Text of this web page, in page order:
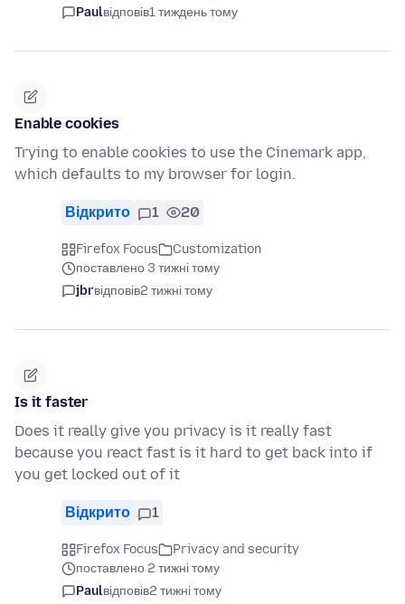
Paulвідповів1 тиждень тому
Enable cookies
Trying to enable cookies to use the Cinemark app,
which defaults to my browser for login.
Відкрито 1 20
Firefox Focus
Customization
поставлено 3 тижні тому
jbrвідповів2 тижні тому
Is it faster
Does it really give you privacy is it really fast
because you react fast is it hard to get back into if
you get locked out of it
Відкрито 1
Firefox Focus
Privacy and security
поставлено 2 тижні тому
Paulвідповів2 тижні тому